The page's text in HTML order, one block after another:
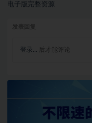
电子版完整资源
登录... 后才能评论